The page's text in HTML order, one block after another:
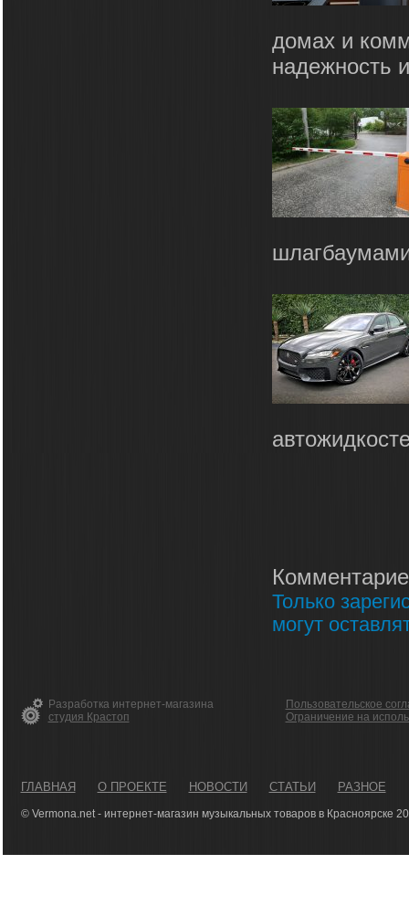
домах и
надежность
Только
могут
Разработка интернет-магазина
студия Крастоп
Пользовательское
Ограничение на
ГЛАВНАЯ О ПРОЕКТЕ НОВОСТИ СТАТЬИ РАЗНОЕ
© Vermona.net - интернет-магазин музыкальных товаров в Красноярске